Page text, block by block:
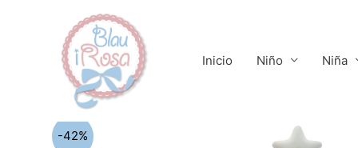
Inicio Niño Niña
-42%